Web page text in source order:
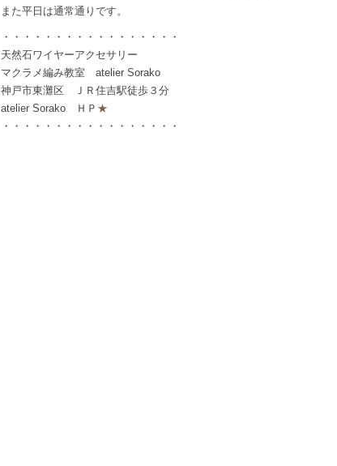
また平日は通常通りです。
・・・・・・・・・・・・・・・・・
天然石ワイヤーアクセサリー
マクラメ編み教室 atelier Sorako
神戸市東灘区 ＪＲ住吉駅徒歩３分
atelier Sorako ＨＰ ★
・・・・・・・・・・・・・・・・・